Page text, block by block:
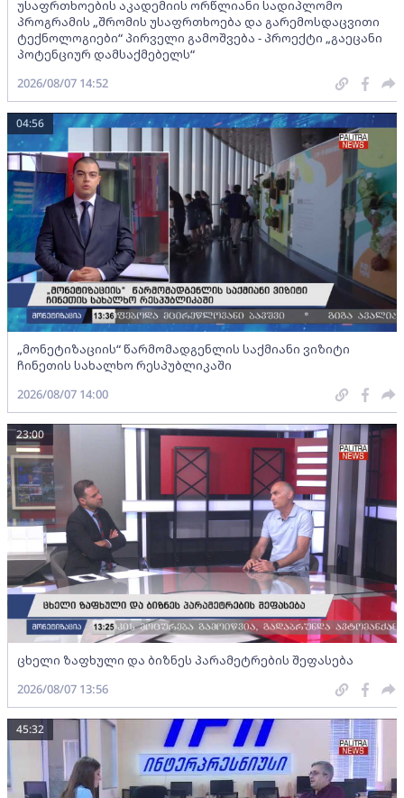
უსაფრთხოების აკადემიის ორწლიანი სადიპლომო
პროგრამის „შრომის უსაფრთხოება და გარემოსდაცვითი
ტექნოლოგიები“ პირველი გამოშვება - პროექტი „გაეცანი
პოტენციურ დამსაქმებელს“
2026/08/07 14:52
„მონეტიზაციის“ წარმომადგენლის საქმიანი ვიზიტი
ჩინეთის სახალხო რესპუბლიკაში
04:56
2026/08/07 14:00
ცხელი ზაფხული და ბიზნეს პარამეტრების შეფასება
23:00
2026/08/07 13:56
45:32